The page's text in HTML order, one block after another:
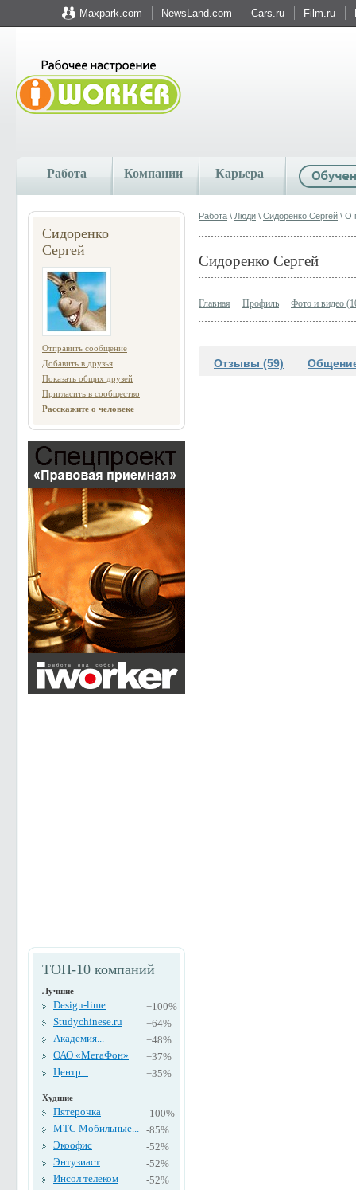
Maxpark.com NewsLand.com Cars.ru Film.ru
Работа Компании Карьера
Сидоренко
Сергей
Отправить сообщение
Добавить в друзья
Показать общих друзей
Пригласить в сообщество
Расскажите о человеке
ТОП-10 компаний
Лучшие
Design-lime
+100%
Studychinese.ru
+64%
Академия...
+48%
ОАО «МегаФон»
+37%
Центр...
+35%
Худшие
Пятерочка
-100%
МТС Мобильные... -85%
Экоофис
-52%
Энтузиаст
-52%
Инсол телеком
-52%
Работа \ Люди \ Сидоренко Сергей \ О
Сидоренко Сергей
Главная Профиль Фото и видео
Отзывы (59)